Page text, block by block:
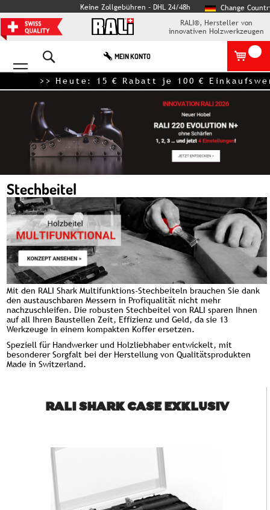
Keine Zollgebühren – DHL 24/48h
Change
RALI®, Hersteller von
innovativen Holzwerkzeugen
MEIN KONTO
>> Heute: 15 € Rabatt je 100 €
Stechbeitel
Mit den RALI Shark Multifunktions-Stechbeiteln brauchen Sie dank
den austauschbaren Messern in Profiqualität nicht mehr
nachzuschleifen. Die robusten Stechbeitel von RALI sparen Ihnen
auf all Ihren Baustellen Zeit, Effizienz und Geld, da sie 13
Werkzeuge in einem kompakten Koffer ersetzen.
Speziell für Handwerker und Holzliebhaber entwickelt, mit
besonderer Sorgfalt bei der Herstellung von Qualitätsprodukten
Made in Switzerland.
RALI SHARK CASE EXKLUSIV